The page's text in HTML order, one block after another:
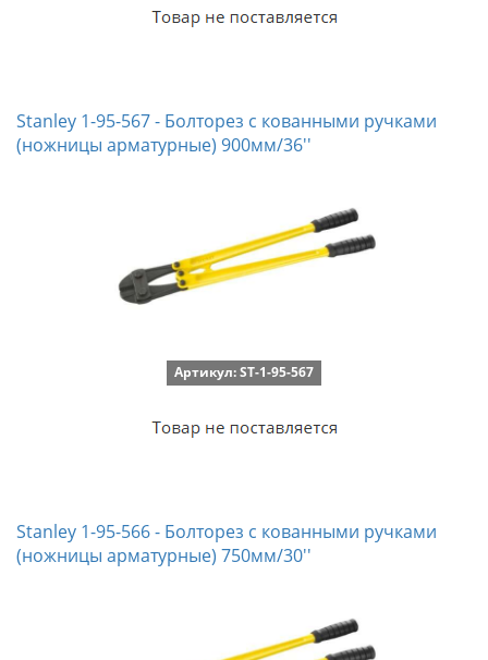
Stanley 1-95-567 - Болторез с кованными ручками
(ножницы арматурные) 900мм/36''
Артикул: ST-1-95-567
Stanley 1-95-566 - Болторез с кованными ручками
(ножницы арматурные) 750мм/30''